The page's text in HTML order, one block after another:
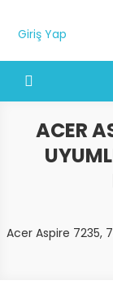
Giriş Yap
ACER
Acer Aspire 7235,